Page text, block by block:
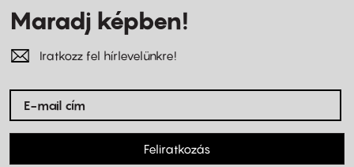
Maradj képben!
Iratkozz fel hírlevelünkre!
Feliratkozás